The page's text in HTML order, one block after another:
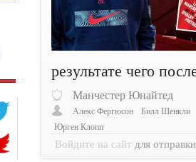
результате чего
Манчестер Юнайтед
Алекс Фергюсон
Билл Шенкли
Юрген Клопп
Войдите на сайт для